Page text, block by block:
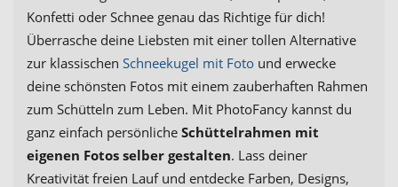
Konfetti oder Schnee genau das Richtige für dich!
Überrasche deine Liebsten mit einer tollen Alternative
zur klassischen Schneekugel mit Foto und erwecke
deine schönsten Fotos mit einem zauberhaften Rahmen
zum Schütteln zum Leben. Mit PhotoFancy kannst du
ganz einfach persönliche Schüttelrahmen mit
eigenen Fotos selber gestalten. Lass deiner
Kreativität freien Lauf und entdecke Farben, Designs,